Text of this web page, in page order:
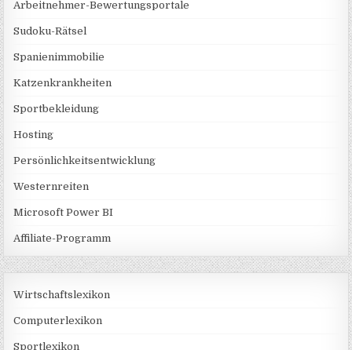
Arbeitnehmer-Bewertungsportale
Sudoku-Rätsel
Spanienimmobilie
Katzenkrankheiten
Sportbekleidung
Hosting
Persönlichkeitsentwicklung
Westernreiten
Microsoft Power BI
Affiliate-Programm
Wirtschaftslexikon
Computerlexikon
Sportlexikon